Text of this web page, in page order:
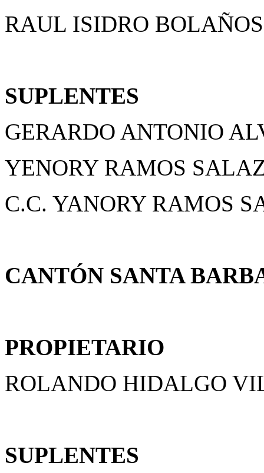
RAUL ISIDRO
SUPLENTES
GERARDO ANTONIO
YENORY RAMOS
C.C. YANORY RAMOS
CANTÓN SANTA
PROPIETARIO
ROLANDO HIDALGO
SUPLENTES